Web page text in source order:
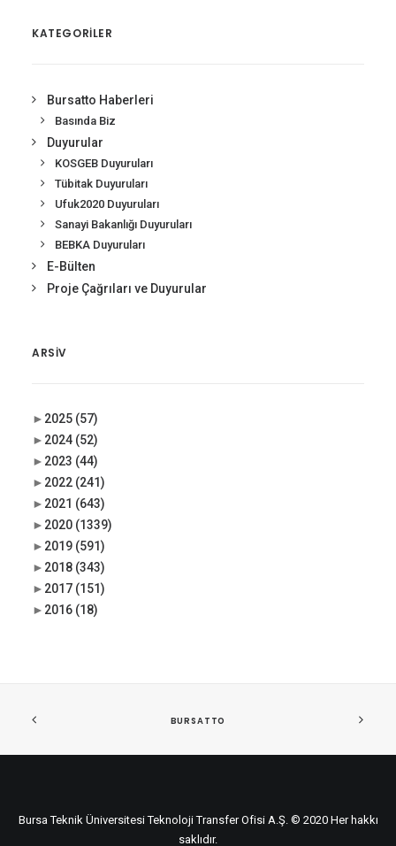
KATEGORİLER
Bursatto Haberleri
Basında Biz
Duyurular
KOSGEB Duyuruları
Tübitak Duyuruları
Ufuk2020 Duyuruları
Sanayi Bakanlığı Duyuruları
BEBKA Duyuruları
E-Bülten
Proje Çağrıları ve Duyurular
ARSIV
► 2025 (57)
► 2024 (52)
► 2023 (44)
► 2022 (241)
► 2021 (643)
► 2020 (1339)
► 2019 (591)
► 2018 (343)
► 2017 (151)
► 2016 (18)
BURSATTO
Bursa Teknik Üniversitesi Teknoloji Transfer Ofisi A.Ş. © 2020 Her hakkı
saklıdır.